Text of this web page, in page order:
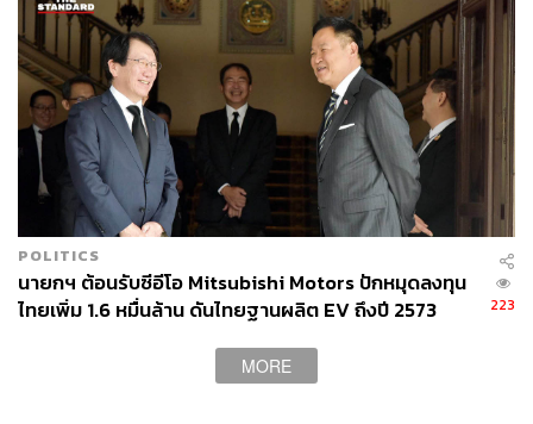
POLITICS
นายกฯ ต้อนรับซีอีโอ Mitsubishi Motors ปักหมุดลงทุน
ไทยเพิ่ม 1.6 หมื่นล้าน ดันไทยฐานผลิต EV ถึงปี 2573
223
MORE